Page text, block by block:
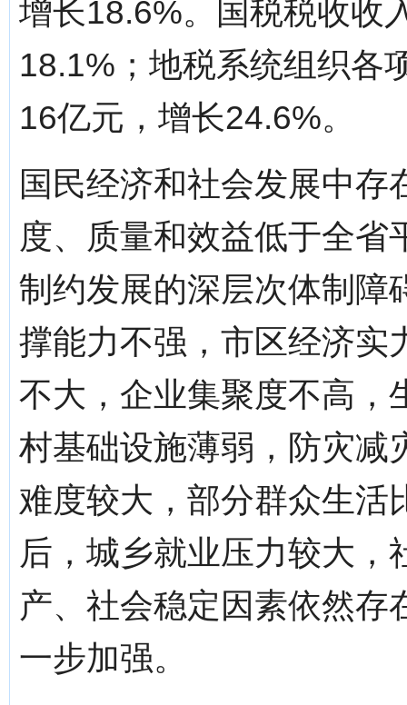
增长18.6%。国税税收收
18.1%；地税系统组织各
16亿元，增长24.6%。
国民经济和社会发展中
度、质量和效益低于全省
制约发展的深层次体制障
撑能力不强，市区经济实
不大，企业集聚度不高，
村基础设施薄弱，防灾减
难度较大，部分群众生活
后，城乡就业压力较大
产、社会稳定因素依然存
一步加强。